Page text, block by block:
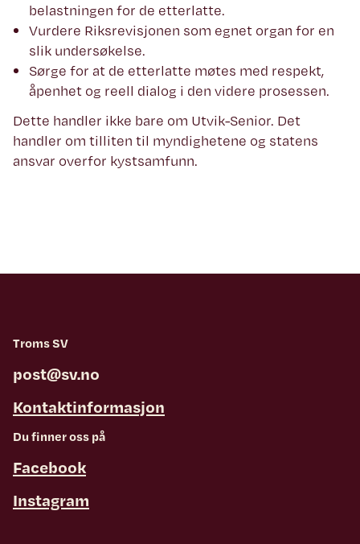
belastningen for de etterlatte.
Vurdere Riksrevisjonen som egnet organ for en
slik undersøkelse.
Sørge for at de etterlatte møtes med respekt,
åpenhet og reell dialog i den videre prosessen.
Dette handler ikke bare om Utvik-Senior. Det
handler om tilliten til myndighetene og statens
ansvar overfor kystsamfunn.
Troms SV
post@sv.no
Kontaktinformasjon
Du finner oss på
Facebook
Instagram